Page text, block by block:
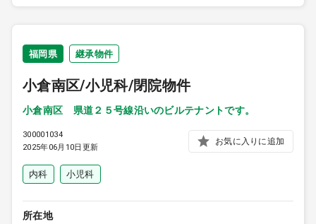
福岡県 継承物件
小倉南区/小児科/閉院物件
小倉南区 県道２５号線沿いのビルテナントです。
300001034
2025年06月10日更新
お気に入りに追加
内科 小児科
所在地